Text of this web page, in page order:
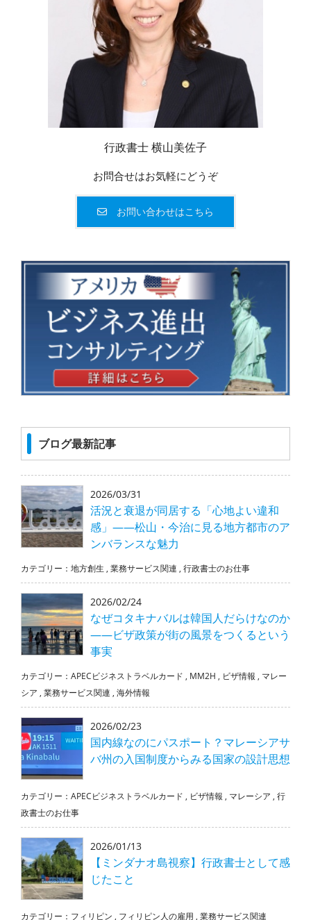
行政書士 横山美佐子
お問合せはお気軽にどうぞ
お問い合わせはこちら
ブログ最新記事
2026/03/31
活況と衰退が同居する「心地よい違和
感」――松山・今治に見る地方都市のア
ンバランスな魅力
カテゴリー： 地方創生 , 業務サービス関連 , 行政書士のお仕事
2026/02/24
なぜコタキナバルは韓国人だらけなのか
――ビザ政策が街の風景をつくるという
事実
カテゴリー： APECビジネストラベルカード , MM2H , ビザ情報 , マレー
シア , 業務サービス関連 , 海外情報
2026/02/23
国内線なのにパスポート？マレーシアサ
バ州の入国制度からみる国家の設計思想
カテゴリー： APECビジネストラベルカード , ビザ情報 , マレーシア , 行
政書士のお仕事
2026/01/13
【ミンダナオ島視察】行政書士として感
じたこと
カテゴリー： フィリピン , フィリピン人の雇用 , 業務サービス関連